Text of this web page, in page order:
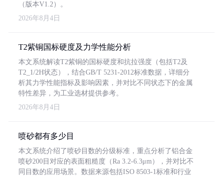
（版本V1.2）。
2026年8月4日
T2紫铜国标硬度及力学性能分析
本文系统解读T2紫铜的国标硬度和抗拉强度（包括T2及
T2_1/2H状态），结合GB/T 5231-2012标准数据，详细分
析其力学性能指标及影响因素，并对比不同状态下的金属
特性差异，为工业选材提供参考。
2026年8月4日
喷砂都有多少目
本文系统介绍了喷砂目数的分级标准，重点分析了铝合金
喷砂200目对应的表面粗糙度（Ra 3.2-6.3μm），并对比不
同目数的应用场景。数据来源包括ISO 8503-1标准和行业